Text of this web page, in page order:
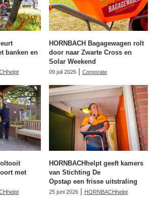
banken en
HORNBACH Bagagewagen rolt
door naar Zwarte Cross en
Solar Weekend
09 juli 2026 | Corporate
met
HORNBACHhelpt geeft kamers
van Stichting De
Opstap een frisse uitstraling
25 juni 2026 | HORNBACHhelpt